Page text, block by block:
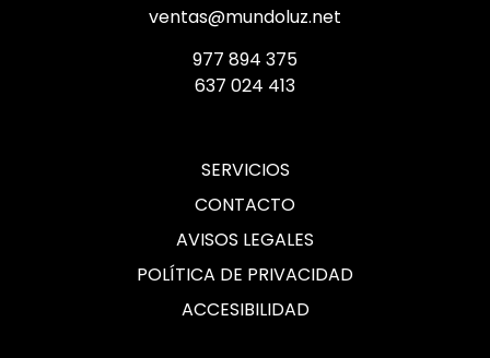
ventas@mundoluz.net
977 894 375
637 024 413
SERVICIOS
CONTACTO
AVISOS LEGALES
POLÍTICA DE PRIVACIDAD
ACCESIBILIDAD